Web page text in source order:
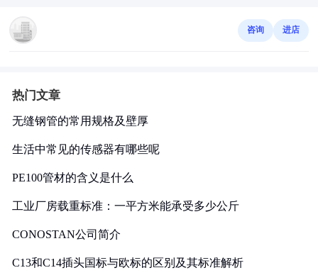
咨询 进店
热门文章
无缝钢管的常用规格及壁厚
生活中常见的传感器有哪些呢
PE100管材的含义是什么
工业厂房载重标准：一平方米能承受多少公斤
CONOSTAN公司简介
C13和C14插头国标与欧标的区别及其标准解析